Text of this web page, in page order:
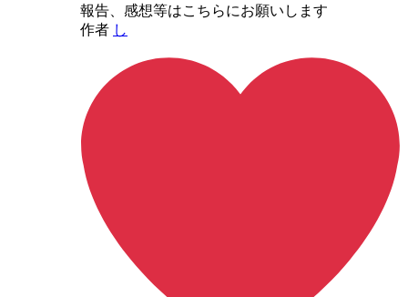
報告、感想等はこちらにお願いします
作者 し